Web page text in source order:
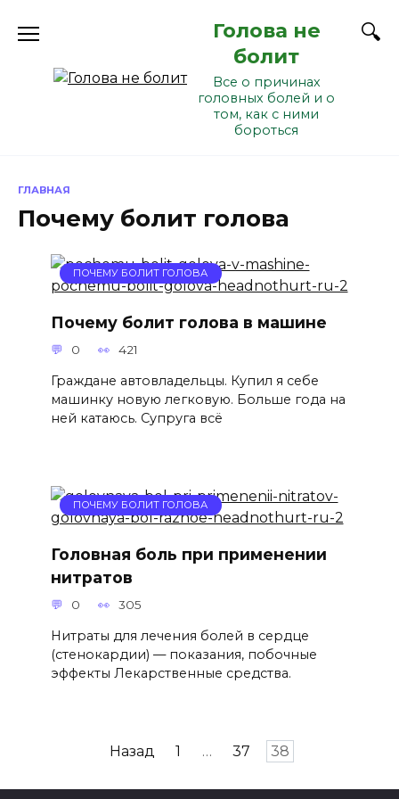
Голова не
болит
Все о причинах
головных болей и о
том, как с ними
бороться
ГЛАВНАЯ
Почему болит голова
ПОЧЕМУ БОЛИТ ГОЛОВА
Почему болит голова в машине
0 421
Граждане автовладельцы. Купил я себе
машинку новую легковую. Больше года на
ней катаюсь. Супруга всё
ПОЧЕМУ БОЛИТ ГОЛОВА
Головная боль при применении
нитратов
0 305
Нитраты для лечения болей в сердце
(стенокардии) — показания, побочные
эффекты Лекарственные средства.
Назад 1 … 37 38